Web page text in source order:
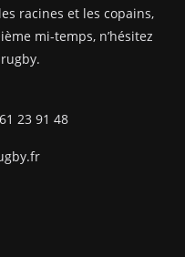
racines et les copains,
mi-temps, n’hésitez
91 48